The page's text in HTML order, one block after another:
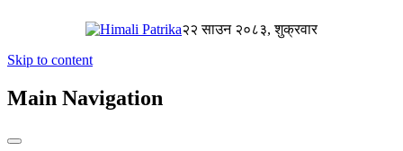
२२ साउन २०८३, शुक्रवार
Skip to content
Main Navigation